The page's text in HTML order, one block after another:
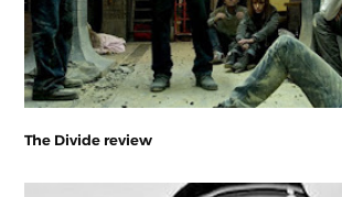
The Divide review